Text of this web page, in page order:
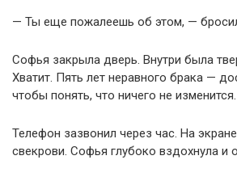
— Ты еще пожалеешь об этом, —
Софья закрыла дверь. Внутри была
Хватит. Пять лет неравного брака —
чтобы понять, что ничего не изменится.
Телефон зазвонил через час. На
свекрови. Софья глубоко вздохнула и